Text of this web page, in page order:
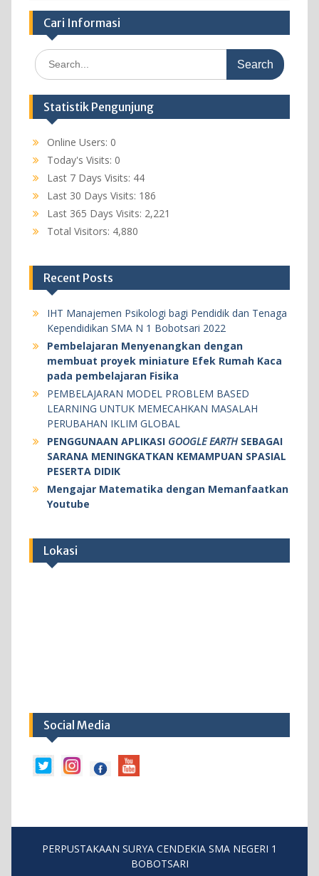
Cari Informasi
Search
for:
Statistik Pengunjung
Online Users: 0
Today's Visits: 0
Last 7 Days Visits: 44
Last 30 Days Visits: 186
Last 365 Days Visits: 2,221
Total Visitors: 4,880
Recent Posts
IHT Manajemen Psikologi bagi Pendidik dan Tenaga
Kependidikan SMA N 1 Bobotsari 2022
Pembelajaran Menyenangkan dengan
membuat proyek miniature Efek Rumah Kaca
pada pembelajaran Fisika
PEMBELAJARAN MODEL PROBLEM BASED
LEARNING UNTUK MEMECAHKAN MASALAH
PERUBAHAN IKLIM GLOBAL
PENGGUNAAN APLIKASI GOOGLE EARTHSEBAGAI
SARANA MENINGKATKAN KEMAMPUAN SPASIAL
PESERTA DIDIK
Mengajar Matematika dengan Memanfaatkan
Youtube
Lokasi
Social Media
PERPUSTAKAAN SURYA CENDEKIA SMA NEGERI 1
BOBOTSARI